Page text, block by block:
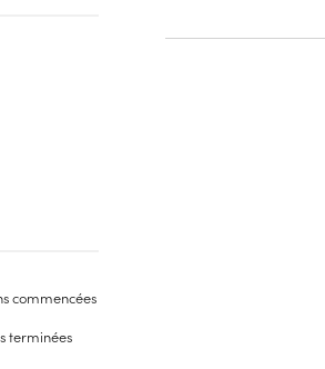
commencées
terminées